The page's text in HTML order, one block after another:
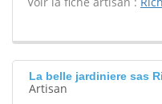
La belle jardiniere sas
Artisan